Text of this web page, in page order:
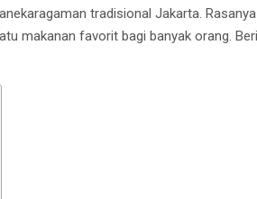
tradisional Jakarta.
makanan favorit bagi banyak orang.